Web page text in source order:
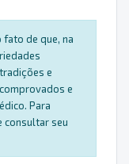
fato de que, na
e
e
Para
consultar seu